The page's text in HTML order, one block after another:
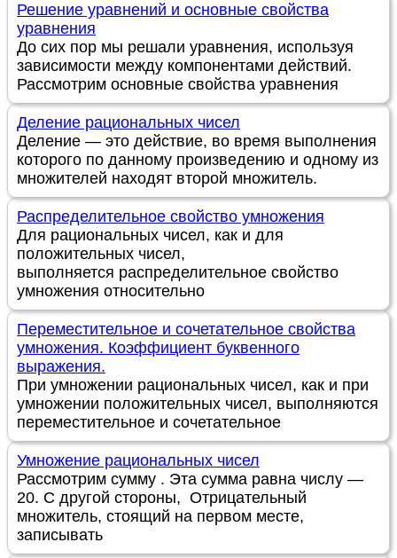
Решение уравнений и основные свойства
уравнения
До сих пор мы решали уравнения, используя
зависимости между компонентами действий.
Рассмотрим основные свойства уравнения
Деление рациональных чисел
Деление — это действие, во время выполнения
которого по данному произведению и одному из
множителей находят второй множитель.
Распределительное свойство умножения
Для рациональных чисел, как и для
положительных чисел,
выполняется распределительное свойство
умножения относительно
Переместительное и сочетательное свойства
умножения. Коэффициент буквенного
выражения.
При умножении рациональных чисел, как и при
умножении положительных чисел, выполняются
переместительное и сочетательное
Умножение рациональных чисел
Рассмотрим сумму . Эта сумма равна числу —
20. С другой стороны, Отрицательный
множитель, стоящий на первом месте,
записывать